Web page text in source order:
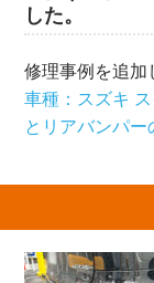
した。
修理事例を追加
車種：スズキ
とリアバンパー